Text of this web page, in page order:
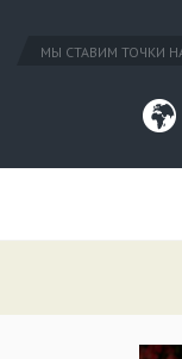
МЫ СТАВИМ ТОЧКИ